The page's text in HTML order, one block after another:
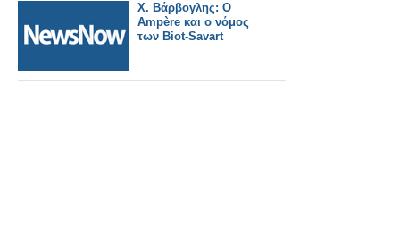
Χ. Βάρβογλης: Ο
Ampère και ο νόμος
των Biot-Savart